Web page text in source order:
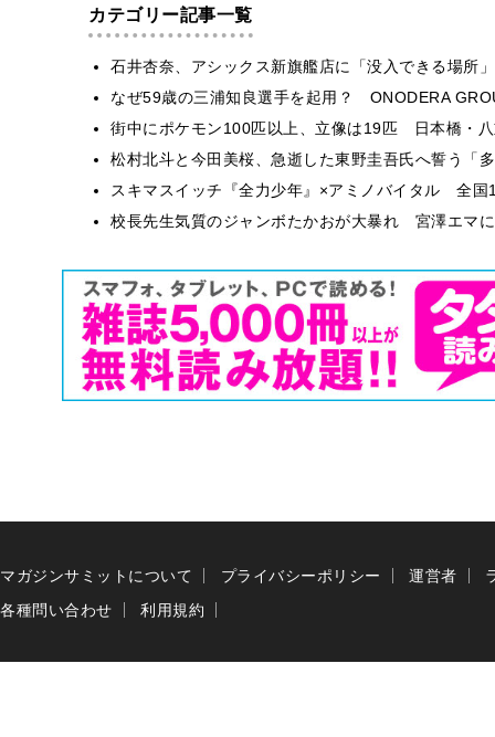
カテゴリー記事一覧
石井杏奈、アシックス新旗艦店に「没入できる場所
なぜ59歳の三浦知良選手を起用？ ONODERA
街中にポケモン100匹以上、立像は19匹 日本橋・
松村北斗と今田美桜、急逝した東野圭吾氏へ誓う「
スキマスイッチ『全力少年』×アミノバイタル 全国
校長先生気質のジャンボたかおが大暴れ 宮澤エマ
マガジンサミットについて プライバシーポリシー 運営者
各種問い合わせ
利用規約